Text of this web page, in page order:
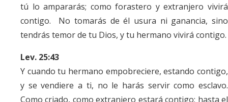
tú lo ampararás; como forastero y extranjero vivirá
contigo. No tomarás de él usura ni ganancia, sino
tendrás temor de tu Dios, y tu hermano vivirá contigo.
Lev. 25:43
Y cuando tu hermano empobreciere, estando contigo,
y se vendiere a ti, no le harás servir como esclavo.
Como criado, como extranjero estará contigo; hasta el